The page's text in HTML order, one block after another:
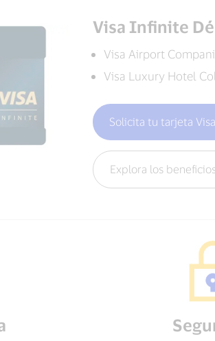
Visa Infinite
Visa Airport
Visa Luxury Hotel
Solicita tu tarjeta
Explora los